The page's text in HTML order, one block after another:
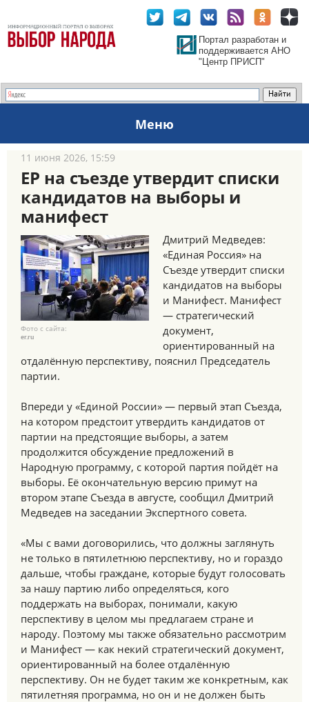
Портал разработан и
поддерживается АНО
"Центр ПРИСП"
Меню
11 июня 2026, 15:59
ЕР на съезде утвердит списки
кандидатов на выборы и
манифест
Фото с сайта:
er.ru
Дмитрий Медведев:
«Единая Россия» на
Съезде утвердит списки
кандидатов на выборы
и Манифест. Манифест
— стратегический
документ,
ориентированный на
отдалённую перспективу, пояснил Председатель
партии.
Впереди у «Единой России» — первый этап Съезда,
на котором предстоит утвердить кандидатов от
партии на предстоящие выборы, а затем
продолжится обсуждение предложений в
Народную программу, с которой партия пойдёт на
выборы. Её окончательную версию примут на
втором этапе Съезда в августе, сообщил Дмитрий
Медведев на заседании Экспертного совета.
«Мы с вами договорились, что должны заглянуть
не только в пятилетнюю перспективу, но и гораздо
дальше, чтобы граждане, которые будут голосовать
за нашу партию либо определяться, кого
поддержать на выборах, понимали, какую
перспективу в целом мы предлагаем стране и
народу. Поэтому мы также обязательно рассмотрим
и Манифест — как некий стратегический документ,
ориентированный на более отдалённую
перспективу. Он не будет таким же конкретным, как
пятилетняя программа, но он и не должен быть